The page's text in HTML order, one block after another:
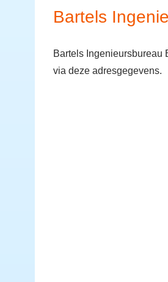
Bartels
Bartels Ingenieursbureau
via deze adresgegevens.